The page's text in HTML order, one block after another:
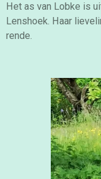
Het as van Lobke is
Lenshoek. Haar
rende.